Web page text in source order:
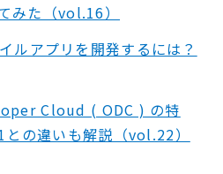
みた（vol.16）
アプリを開発するには？
Cloud ( ODC ) の特
の違いも解説（vol.22）